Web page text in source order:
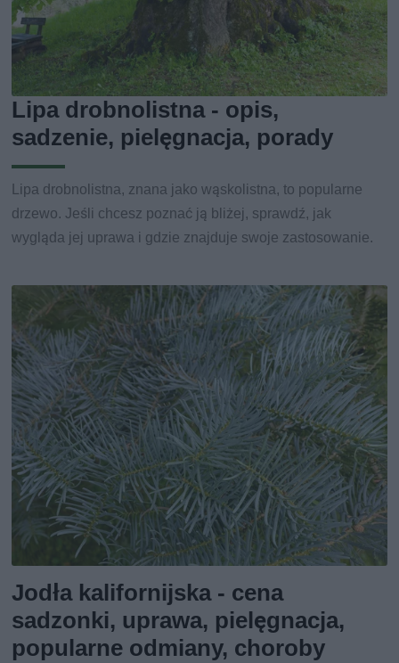
Lipa drobnolistna - opis,
sadzenie, pielęgnacja, porady
Lipa drobnolistna, znana jako wąskolistna, to popularne
drzewo. Jeśli chcesz poznać ją bliżej, sprawdź, jak
wygląda jej uprawa i gdzie znajduje swoje zastosowanie.
Jodła kalifornijska - cena
sadzonki, uprawa, pielęgnacja,
popularne odmiany, choroby